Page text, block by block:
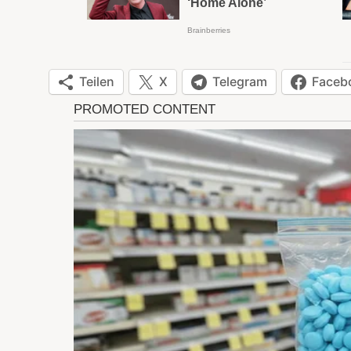
Teilen X Telegram